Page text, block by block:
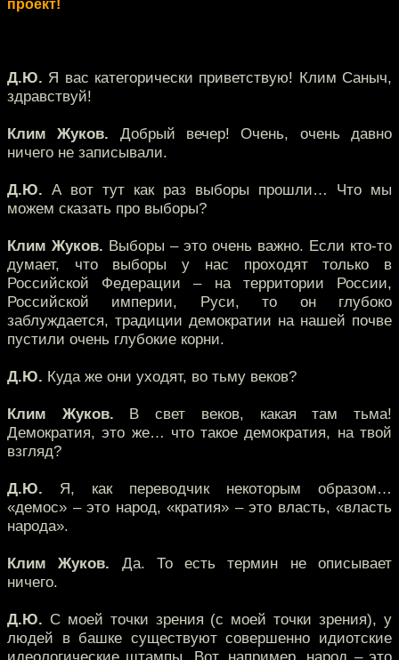
проект!
Д.Ю. Я вас категорически приветствую! Клим Саныч,
здравствуй!
Клим Жуков. Добрый вечер! Очень, очень давно
ничего не записывали.
Д.Ю. А вот тут как раз выборы прошли… Что мы
можем сказать про выборы?
Клим Жуков. Выборы – это очень важно. Если кто-то
думает, что выборы у нас проходят только в
Российской Федерации – на территории России,
Российской империи, Руси, то он глубоко
заблуждается, традиции демократии на нашей почве
пустили очень глубокие корни.
Д.Ю. Куда же они уходят, во тьму веков?
Клим Жуков. В свет веков, какая там тьма!
Демократия, это же… что такое демократия, на твой
взгляд?
Д.Ю. Я, как переводчик некоторым образом…
«демос» – это народ, «кратия» – это власть, «власть
народа».
Клим Жуков. Да. То есть термин не описывает
ничего.
Д.Ю. С моей точки зрения (с моей точки зрения), у
людей в башке существуют совершенно идиотские